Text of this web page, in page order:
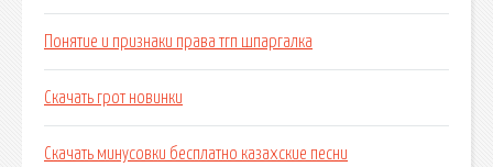
Понятие и признаки права тгп шпаргалка
Скачать грот новинки
Скачать минусовки бесплатно казахские песни